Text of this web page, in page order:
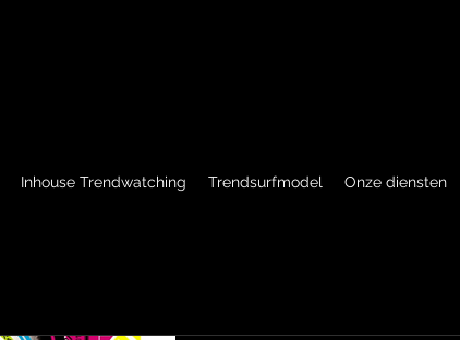
Inhouse Trendwatching Trendsurfmodel Onze diensten